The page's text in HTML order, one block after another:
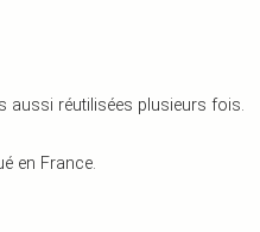
aussi réutilisées plusieurs fois.
en France.